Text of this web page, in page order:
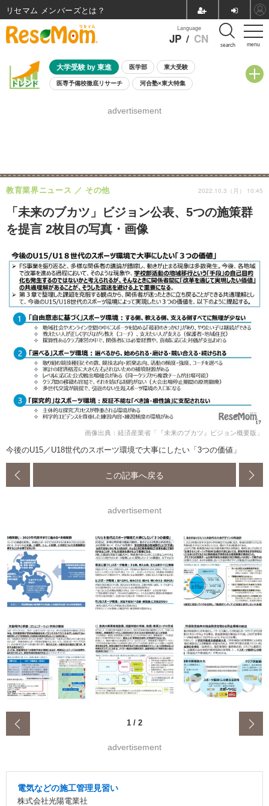
menu
Language
JP / CN search
大学受験 by 東進 医学部 東大受験
医専予備校徹底リサーチ 河合塾×東大特集
8月開催学校説明会・相談会
advertisement
「未来のブカツ」ビジョン公表、5つの施策群
を提言 2枚目の写真・画像
教育業界ニュース その他 2022.10.3（月） 10:45
画像出典：経済産業省「『未来のブカツ』ビジョン概要版」
今後のU15／U18世代のスポーツ環境で大事にしたい「3つの価値」
この記事へ戻る
advertisement
1 / 2
advertisement
電気などの施工管理見習い
株式会社光陽電業社
リセマム メンバーズ